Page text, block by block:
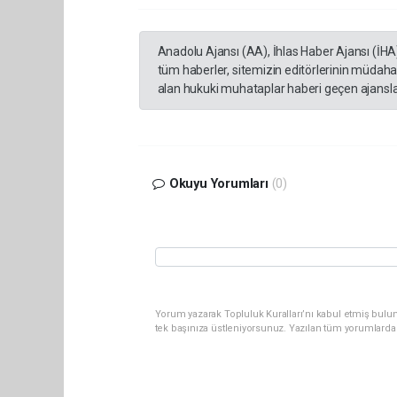
Anadolu Ajansı (AA), İhlas Haber Ajansı
tüm haberler, sitemizin editörlerinin
alan hukuki muhataplar haberi geçen
Okuyu Yorumları (0)
Yorum yazarak Topluluk Kuralları’nı kabul etmiş
tek başınıza üstleniyorsunuz. Yazılan tüm